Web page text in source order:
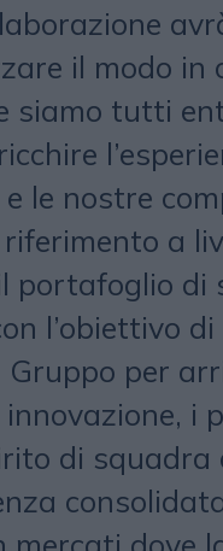
il modo in
siamo tutti
le nostre
a
portafoglio di
l’obiettivo
per
i
di squadra